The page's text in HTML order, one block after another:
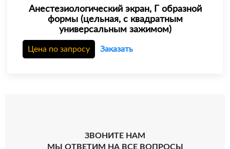
Анестезиологический экран, Г образной
формы (цельная, с квадратным
универсальным зажимом)
Цена по запросу Заказать
ЗВОНИТЕ НАМ
МЫ ОТВЕТИМ НА ВСЕ ВОПРОСЫ